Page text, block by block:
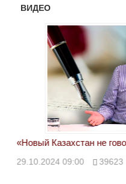
ВИДЕО
«Новый Казахстан не
29.10.2024 09:00 39623